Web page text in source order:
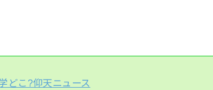
どこ?仰天ニュース